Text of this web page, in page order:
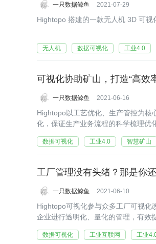
一只数据鲸鱼 2021-07-29
Hightopo 搭建的一款无人机 3D 可视
无人机 数据可视化 工业4.0
可视化协助矿山，打造“高效
一只数据鲸鱼 2021-06-16
Hightopo以工艺优化、生产管控为核
化，保证生产业务流程的科学梳理优
数据可视化 工业4.0 智慧矿山
工厂管理没有头绪？那是你
一只数据鲸鱼 2021-06-10
Hightopo可视化参与众多工厂可视化
企业进行透明化、量化的管理，有效
数据可视化 工业互联网 工业